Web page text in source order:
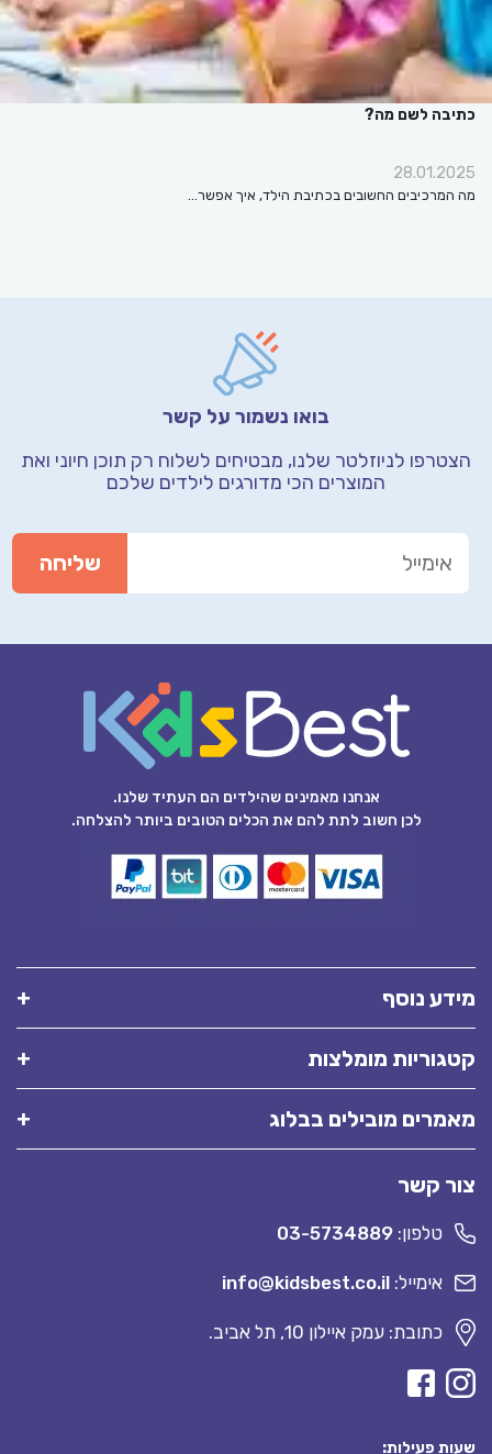
כתיבה לשם מה?
28.01.2025
מה המרכיבים החשובים בכתיבת הילד, איך אפשר…
בואו נשמור על קשר
הצטרפו לניוזלטר שלנו, מבטיחים לשלוח רק תוכן חיוני ואת
המוצרים הכי מדורגים לילדים שלכם
אנחנו מאמינים שהילדים הם העתיד שלנו.
לכן חשוב לתת להם את הכלים הטובים ביותר להצלחה.
מידע נוסף
קטגוריות מומלצות
מאמרים מובילים בבלוג
צור קשר
טלפון: 03-5734889
אימייל: info@kidsbest.co.il
כתובת: עמק איילון 10, תל אביב.
שעות פעילות: